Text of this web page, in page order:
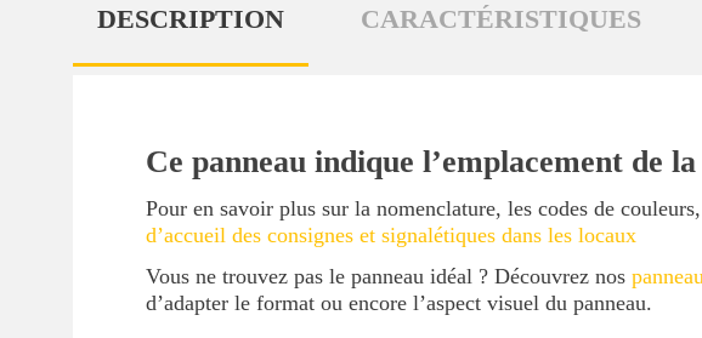
DESCRIPTION CARACTÉRISTIQUES
Ce panneau indique l’emplacement de
Pour en savoir plus sur la nomenclature, les codes de
d’accueil des consignes et signalétiques dans les locaux
Vous ne trouvez pas le panneau idéal ? Découvrez nos
d’adapter le format ou encore l’aspect visuel du panneau.